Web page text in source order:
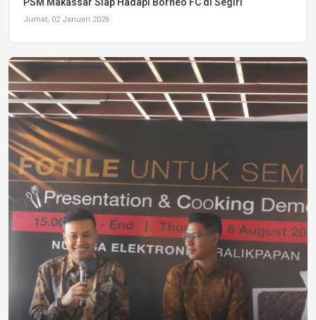
PSM Makassar Siap Hadapi Borneo FC di Segiri
Jumat, 02 Januari 2026